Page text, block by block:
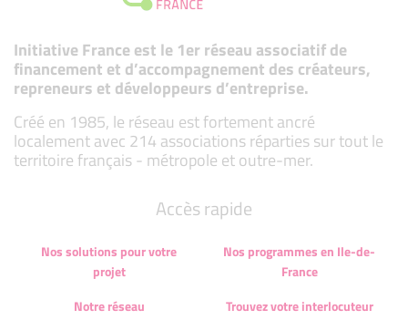
Initiative France est le 1er réseau associatif de
financement et d’accompagnement des créateurs,
repreneurs et développeurs d’entreprise.
Créé en 1985, le réseau est fortement ancré
localement avec 214 associations réparties sur tout le
territoire français - métropole et outre-mer.
Accès rapide
Nos solutions pour votre
projet
Nos programmes en Ile-de-
France
Notre réseau
Trouvez votre interlocuteur